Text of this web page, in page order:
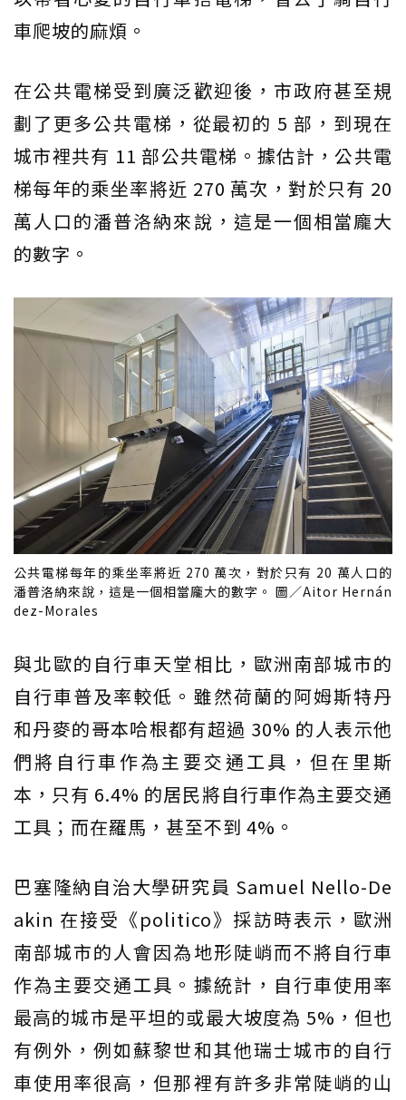
車爬坡的麻煩。
在公共電梯受到廣泛歡迎後，市政府甚至規
劃了更多公共電梯，從最初的 5 部，到現在
城市裡共有 11 部公共電梯。據估計，公共電
梯每年的乘坐率將近 270 萬次，對於只有 20
萬人口的潘普洛納來說，這是一個相當龐大
的數字。
公共電梯每年的乘坐率將近 270 萬次，對於只有 20 萬人口的
潘普洛納來說，這是一個相當龐大的數字。 圖／Aitor Hernán
dez-Morales
與北歐的自行車天堂相比，歐洲南部城市的
自行車普及率較低。雖然荷蘭的阿姆斯特丹
和丹麥的哥本哈根都有超過 30% 的人表示他
們將自行車作為主要交通工具，但在里斯
本，只有 6.4% 的居民將自行車作為主要交通
工具；而在羅馬，甚至不到 4%。
巴塞隆納自治大學研究員 Samuel Nello-De
akin 在接受《politico》採訪時表示，歐洲
南部城市的人會因為地形陡峭而不將自行車
作為主要交通工具。據統計，自行車使用率
最高的城市是平坦的或最大坡度為 5%，但也
有例外，例如蘇黎世和其他瑞士城市的自行
車使用率很高，但那裡有許多非常陡峭的山